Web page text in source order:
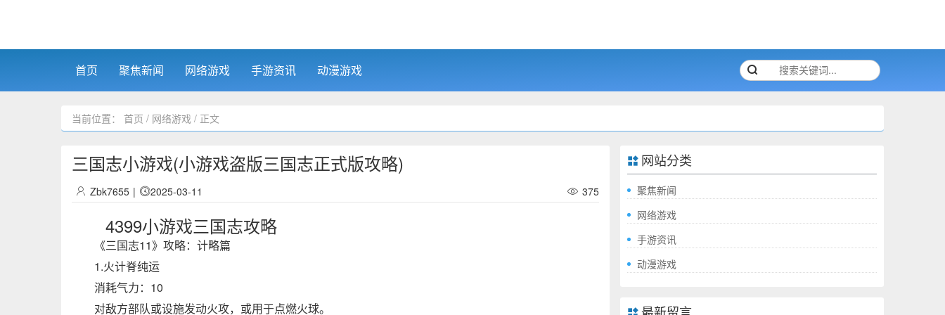
首页 聚焦新闻 网络游戏 手游资讯 动漫游戏
当前位置： 首页 / 网络游戏 / 正文
三国志小游戏(小游戏盗版三国志正式版攻略)
Zbk7655 | 2025-03-11 375
4399小游戏三国志攻略
《三国志11》攻略：计略篇
1.火计脊纯运
消耗气力：10
对敌方部队或设施发动火攻，或用于点燃火球。
网站分类
聚焦新闻
网络游戏
手游资讯
动漫游戏